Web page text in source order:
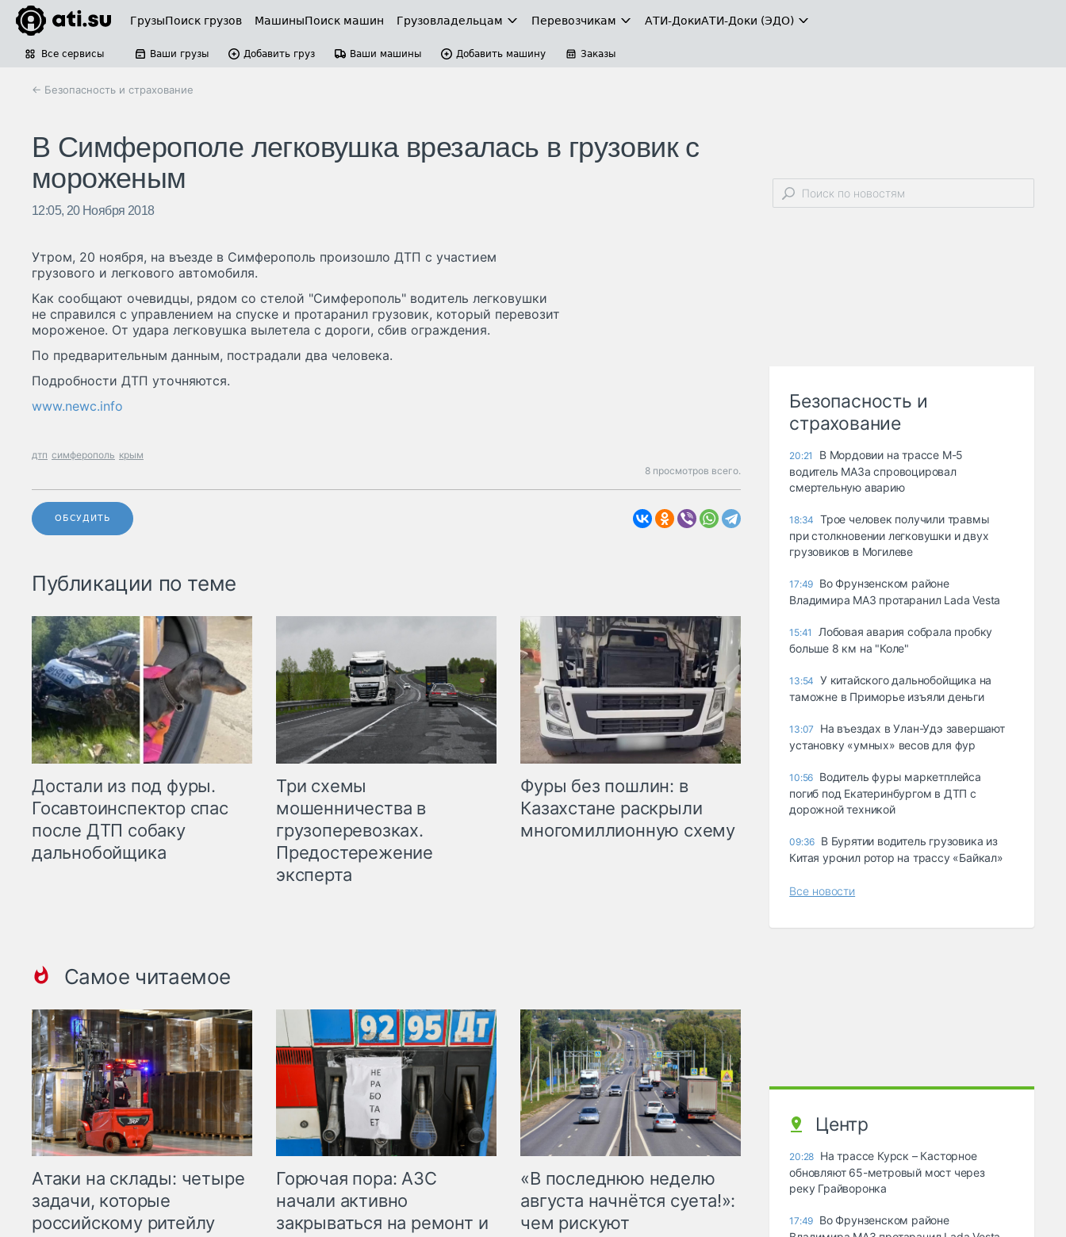
ГрузыПоиск грузов МашиныПоиск машин Грузовладельцам Перевозчикам АТИ-ДокиАТИ-Доки (ЭДО)
Все сервисы Ваши грузы Добавить груз Ваши машины Добавить машину Заказы
← Безопасность и страхование
В Симферополе легковушка врезалась в грузовик с
мороженым
12:05, 20 Ноября 2018
Утром, 20 ноября, на въезде в Симферополь произошло ДТП с участием
грузового и легкового автомобиля.
Как сообщают очевидцы, рядом со стелой "Симферополь" водитель легковушки
не справился с управлением на спуске и протаранил грузовик, который перевозит
мороженое. От удара легковушка вылетела с дороги, сбив ограждения.
По предварительным данным, пострадали два человека.
Подробности ДТП уточняются.
www.newc.info
дтп симферополь крым
8 просмотров всего.
ОБСУДИТЬ
Публикации по теме
Достали из под фуры.
Госавтоинспектор спас
после ДТП собаку
дальнобойщика
Три схемы
мошенничества в
грузоперевозках.
Предостережение
эксперта
Фуры без пошлин: в
Казахстане раскрыли
многомиллионную схему
Самое читаемое
Атаки на склады: четыре
задачи, которые
российскому ритейлу
Горючая пора: АЗС
начали активно
закрываться на ремонт и
«В последнюю неделю
августа начнётся суета!»:
чем рискуют
Безопасность и
страхование
20:21
В Мордовии на трассе М-5
водитель МАЗа спровоцировал
смертельную аварию
18:34
Трое человек получили травмы
при столкновении легковушки и двух
грузовиков в Могилеве
17:49 Во Фрунзенском районе
Владимира МАЗ протаранил Lada Vesta
15:41
Лобовая авария собрала пробку
больше 8 км на "Коле"
13:54
У китайского дальнобойщика на
таможне в Приморье изъяли деньги
13:07
Ha въeздax в Улaн-Удэ зaвepшaют
ycтaнoвкy «yмныx» вecoв для фyp
10:56 Водитель фуры маркетплейса
погиб под Екатеринбургом в ДТП с
дорожной техникой
09:36 В Бурятии водитель грузовика из
Китая уронил ротор на трассу «Байкал»
Все новости
Центр
20:28 На трассе Курск – Касторное
обновляют 65-метровый мост через
реку Грайворонка
17:49 Во Фрунзенском районе